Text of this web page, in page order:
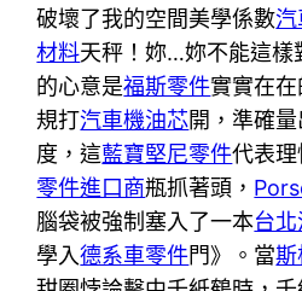
破壞了我的空間美學係數汽
材料天秤！妳…妳不能這樣
的心意是福斯零件實實在
規打汽車機油芯開，準確
度，這藍寶堅尼零件代表
零件進口商瓶抓著頭，
腦袋被強制塞入了一本台
學入德系車零件門》。當